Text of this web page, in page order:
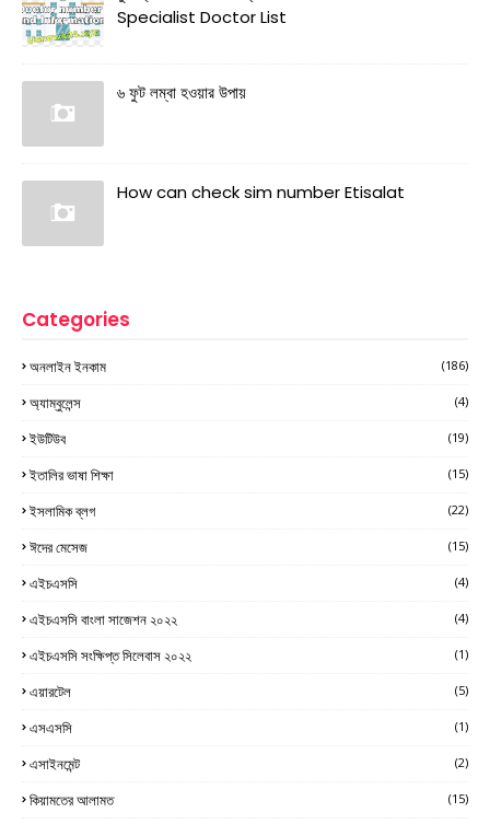
Specialist Doctor List
৬ ফুট লম্বা হওয়ার উপায়
How can check sim number Etisalat
Categories
অনলাইন ইনকাম (186)
অ্যাম্বুলেন্স (4)
ইউটিউব (19)
ইতালির ভাষা শিক্ষা (15)
ইসলামিক ব্লগ (22)
ঈদের মেসেজ (15)
এইচএসসি (4)
এইচএসসি বাংলা সাজেশন ২০২২ (4)
এইচএসসি সংক্ষিপ্ত সিলেবাস ২০২২ (1)
এয়ারটেল (5)
এসএসসি (1)
এসাইনমেন্ট (2)
কিয়ামতের আলামত (15)